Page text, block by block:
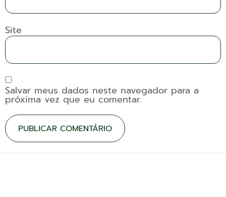
Site
Salvar meus dados neste navegador para a
próxima vez que eu comentar.